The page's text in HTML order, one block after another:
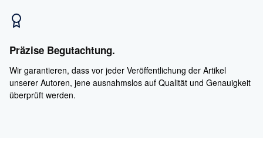
Präzise Begutachtung.
Wir garantieren, dass vor jeder Veröffentlichung der Artikel
unserer Autoren, jene ausnahmslos auf Qualität und Genauigkeit
überprüft werden.